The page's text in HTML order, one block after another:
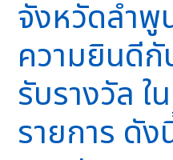
จังหวัดลำ
ความยินดีกั
รับรางวัล ใ
รายการ ดัง